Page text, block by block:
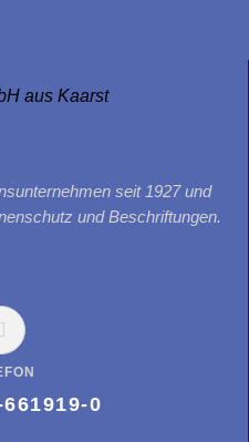
seit 1927 und
und Beschriftungen.
0